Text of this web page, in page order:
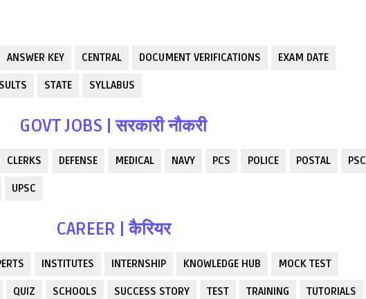
ANSWER KEY CENTRAL DOCUMENT VERIFICATIONS EXAM DATE
STATE SYLLABUS
GOVT JOBS | सरकारी नौकरी
CLERKS DEFENSE MEDICAL NAVY PCS POLICE POSTAL PSC
UPSC
CAREER | कैरियर
INSTITUTES INTERNSHIP KNOWLEDGE HUB MOCK TEST
QUIZ SCHOOLS SUCCESS STORY TEST TRAINING TUTORIALS